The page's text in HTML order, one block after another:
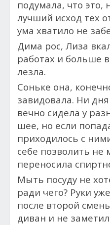
подумала, что это,
лучший исход тех
ума хватило не
Дима рос, Лиза
работах и больше
лезла.
Соньке она,
завидовала. Ни
вечно сидела у
шее, но если
приходилось с
себе позволить не
переносила
Мыть посуду не
ради чего? Руки
после второй
диван и не